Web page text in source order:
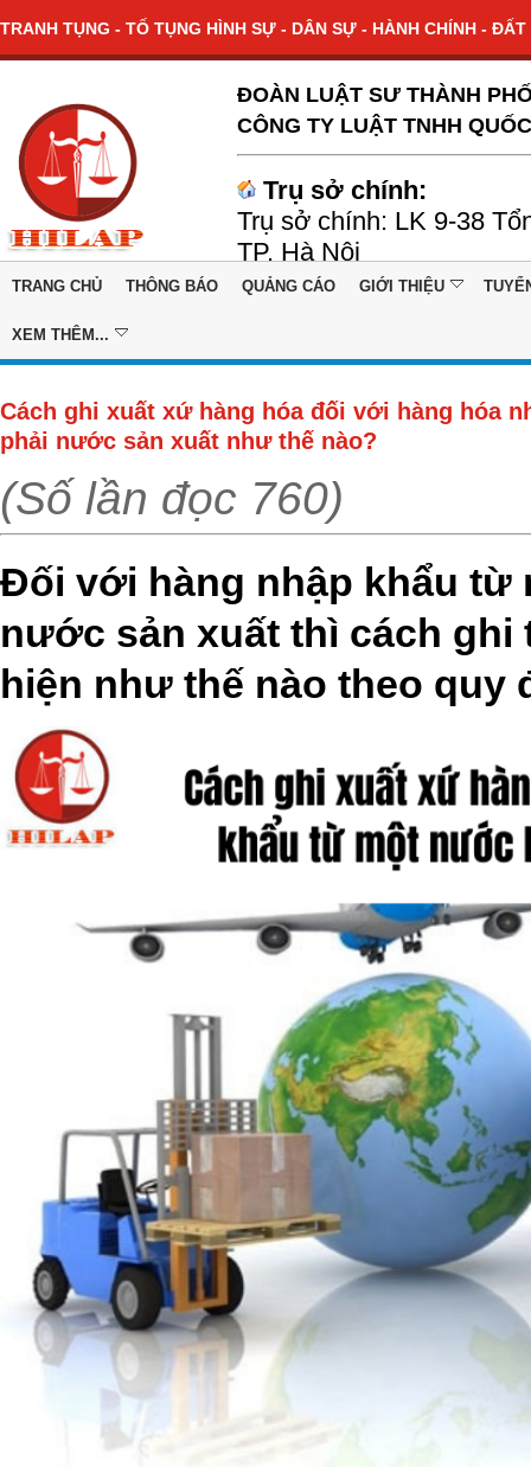
TRANH TỤNG - TỐ TỤNG HÌNH SỰ - DÂN SỰ - HÀNH CHÍNH -
ĐOÀN LUẬT SƯ THÀNH
CÔNG TY LUẬT TNHH
Trụ sở chính:
Trụ sở chính: LK 9-38
TP. Hà Nội
TRANG CHỦ THÔNG BÁO QUẢNG CÁO GIỚI THIỆU
XEM THÊM...
Cách ghi xuất xứ hàng hóa đối với hàng hóa
phải nước sản xuất như thế nào?
(Số lần đọc 760)
Đối với hàng nhập khẩu từ
nước sản xuất thì cách ghi
hiện như thế nào theo quy